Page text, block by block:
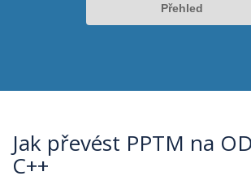
Přehled
Jak převést PPTM na
C++